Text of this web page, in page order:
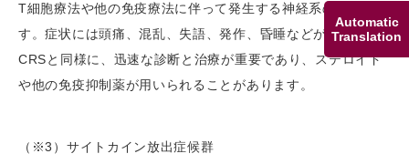
Automatic
Translation
T細胞療法や他の免疫療法に伴って発生する神経系の副作用で
す。症状には頭痛、混乱、失語、発作、昏睡などが含まれ、
CRSと同様に、迅速な診断と治療が重要であり、ステロイド
や他の免疫抑制薬が用いられることがあります。
（※3）サイトカイン放出症候群